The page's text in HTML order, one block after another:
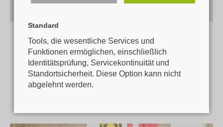
2011-2012
Standard
Tools, die wesentliche Services und
Funktionen ermöglichen, einschließlich
Identitätsprüfung, Servicekontinuität und
Standortsicherheit. Diese Option kann nicht
abgelehnt werden.